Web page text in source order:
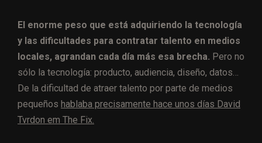
El enorme peso que está adquiriendo la tecnología
y las dificultades para contratar talento en medios
locales, agrandan cada día más esa brecha. Pero no
sólo la tecnología: producto, audiencia, diseño, datos…
De la dificultad de atraer talento por parte de medios
pequeños hablaba precisamente hace unos días David
Tvrdon em The Fix.